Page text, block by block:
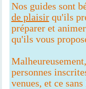
Nos guides sont
de plaisirqu'ils
préparer et
qu'ils vous
personnes
venues, et ce